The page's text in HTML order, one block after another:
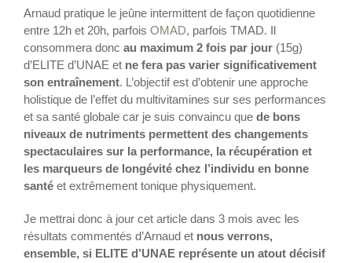
Arnaud pratique le jeûne intermittent de façon quotidienne
entre 12h et 20h, parfois OMAD, parfois TMAD. Il
consommera donc au maximum 2 fois par jour (15g)
d’ELITE d’UNAE et ne fera pas varier significativement
son entraînement. L’objectif est d’obtenir une approche
holistique de l’effet du multivitamines sur ses performances
et sa santé globale car je suis convaincu que de bons
niveaux de nutriments permettent des changements
spectaculaires sur la performance, la récupération et
les marqueurs de longévité chez l’individu en bonne
santé et extrêmement tonique physiquement.
Je mettrai donc à jour cet article dans 3 mois avec les
résultats commentés d’Arnaud et nous verrons,
ensemble, si ELITE d’UNAE représente un atout décisif